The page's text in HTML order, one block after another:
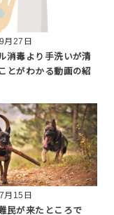
月27日
消毒より手洗いが清
とがわかる動画の紹
月15日
民が来たところで